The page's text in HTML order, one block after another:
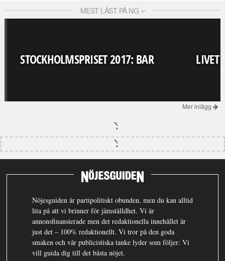
MEST LÄST PÅ NG
STOCKHOLMSPRISET 2017: BAR LIVET
Mer inlägg
Nöjesguiden är partipolitiskt obunden, men du kan alltid
lita på att vi brinner för jämställdhet. Vi är
annonsfinansierade men det redaktionella innehållet är
just det – 100% redaktionellt. Vi tror på den goda
smaken och vår publicistiska tanke lyder som följer: Vi
vill guida dig till det bästa nöjet.